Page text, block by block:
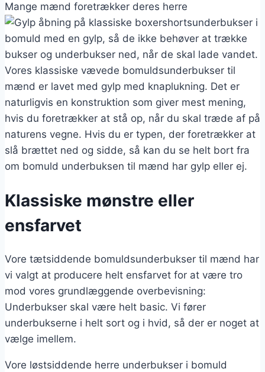
Mange mænd foretrækker deres herre
underbukser i
bomuld med en gylp, så de ikke behøver at trække
bukser og underbukser ned, når de skal lade vandet.
Vores klassiske vævede bomuldsunderbukser til
mænd er lavet med gylp med knaplukning. Det er
naturligvis en konstruktion som giver mest mening,
hvis du foretrækker at stå op, når du skal træde af på
naturens vegne. Hvis du er typen, der foretrækker at
slå brættet ned og sidde, så kan du se helt bort fra
om bomuld underbuksen til mænd har gylp eller ej.
Klassiske mønstre eller
ensfarvet
Vore tætsiddende bomuldsunderbukser til mænd har
vi valgt at producere helt ensfarvet for at være tro
mod vores grundlæggende overbevisning:
Underbukser skal være helt basic. Vi fører
underbukserne i helt sort og i hvid, så der er noget at
vælge imellem.
Vore løstsiddende herre underbukser i bomuld